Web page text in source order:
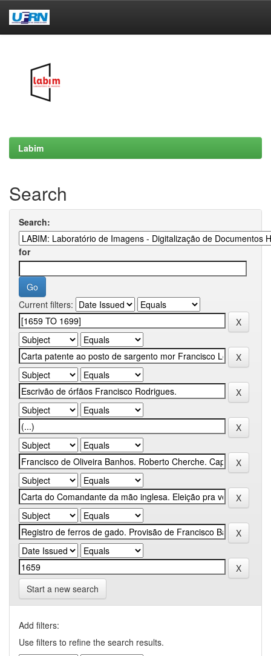
Labim
Search
Search:
for
Current filters:
Start a new search
Add filters:
Use filters to refine the search results.